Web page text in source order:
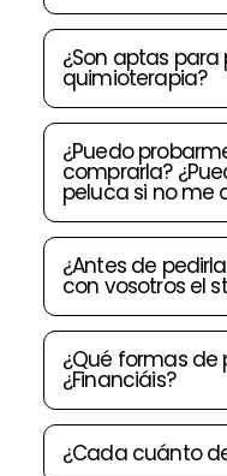
¿Son aptas
quimioterapia?
¿Puedo
comprarla?
peluca si no me
¿Antes de
con vosotros el
¿Qué formas de
¿Financiáis?
¿Cada cuánto